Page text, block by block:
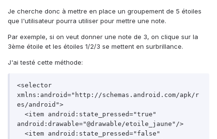
Je cherche donc à mettre en place un groupement de 5 étoiles
que l'utilisateur pourra utiliser pour mettre une note.
Par exemple, si on veut donner une note de 3, on clique sur la
3ème étoile et les étoiles 1/2/3 se mettent en surbrillance.
J'ai testé cette méthode:
<selector
xmlns:android="http://schemas.android.com/apk/r
es/android">
android:drawable="@drawable/etoile_jaune"/>